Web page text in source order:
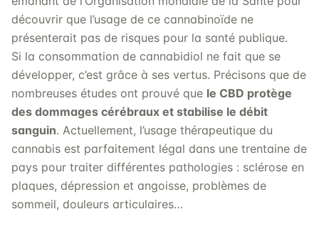
découvrir que l’usage de ce cannabinoïde ne
présenterait pas de risques pour la santé publique.
Si la consommation de cannabidiol ne fait que se
développer, c’est grâce à ses vertus. Précisons que de
nombreuses études ont prouvé que le CBD protège
des dommages cérébraux et stabilise le débit
sanguin. Actuellement, l’usage thérapeutique du
cannabis est parfaitement légal dans une trentaine de
pays pour traiter différentes pathologies : sclérose en
plaques, dépression et angoisse, problèmes de
sommeil, douleurs articulaires…